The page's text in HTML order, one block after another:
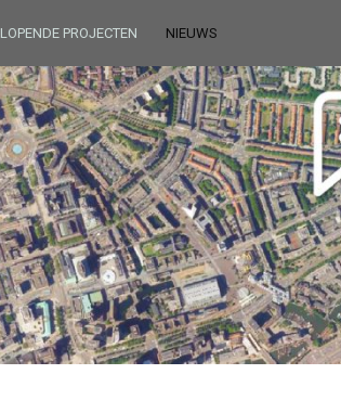
LOPENDE PROJECTEN NIEUWS